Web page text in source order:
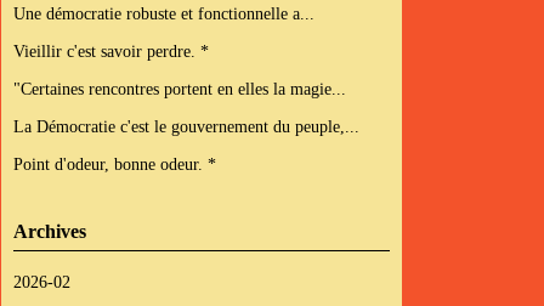
Une démocratie robuste et fonctionnelle a...
Vieillir c'est savoir perdre. *
"Certaines rencontres portent en elles la magie...
La Démocratie c'est le gouvernement du peuple,...
Point d'odeur, bonne odeur. *
Archives
2026-02